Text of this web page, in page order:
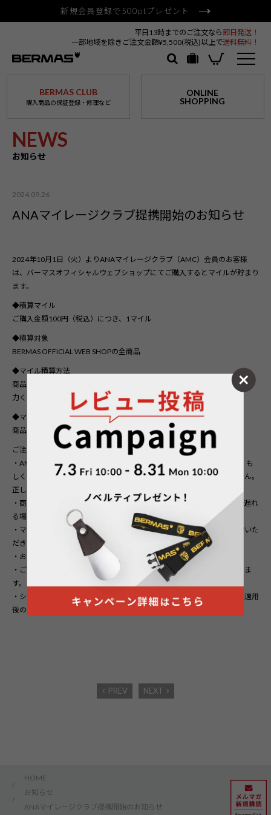
新規会員登録で500ptプレゼント
平日13時までのご注文なら 即日発送！
一部地域を除きご注文金額¥5,500(税込)以上で送料無料！
BERMAS CLUB
購入商品の保証登録・修理など
ONLINE
SHOPPING
NEWS
お知らせ
2024.09.26
ANAマイレージクラブ提携開始のお知らせ
2024年10月1日（火）よりANAマイレージクラブ（AMC）会員のお客様
は、バーマスオフィシャルウェブショップにてご購入するとマイルが貯まり
ます。
◆積算マイル
ご購入金額100円（税込）につき、1マイル
◆積算対象
BERMAS OFFICIAL WEB SHOPの全商品
◆マイル積算方法
商品ご購入時、ANAマイレージクラブお客様番号（10桁）を通信欄にご入
力ください。
◆マイル積算日
商品購入後、マイル積算が確認されるまで、約2～3ヶ月を要します。
ご注意
・ANAマイレージクラブお客様番号（10桁）が有効なものでない場合、も
しくはご入力内容に誤りがある場合、マイルを積算することができません。
正しいご自身のお客様番号をご入力ください。
・商品の発送状況やサービスお申し込み状況などによってマイル積算が遅れ
る場合があります。
・マイル積算完了まで、当ショップから届くご注文の控えメールを保管いた
だきますようお願いいたします。
・お支払い完了後の事後登録はいたしかねます。
・ご注文や商品購入をキャンセルされた場合はマイル積算対象外になりま
す。
・ショップポイント、クーポンなどの特典を利用された場合には、割引適用
後の価格がマイル積算対象金額になります。
PREV NEXT
HOME
/
お知らせ
/
ANAマイレージクラブ提携開始のお知らせ